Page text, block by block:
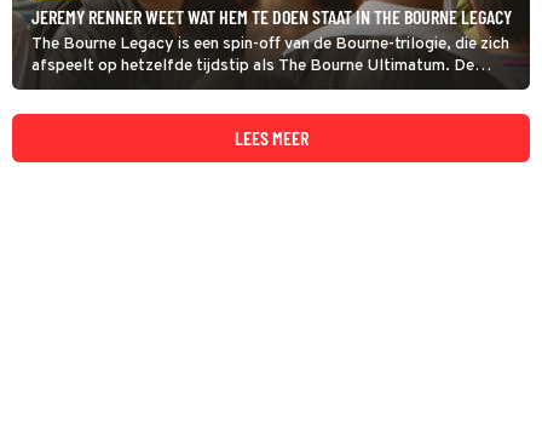
JEREMY RENNER WEET WAT HEM TE DOEN STAAT IN THE BOURNE LEGACY
The Bourne Legacy is een spin-off van de Bourne-trilogie, die zich
afspeelt op hetzelfde tijdstip als The Bourne Ultimatum. De
overheid wijst CIA-agent Aaron Cross aan voor operatie Outcome.
Hij vertrekt naar Alaska.
LEES MEER